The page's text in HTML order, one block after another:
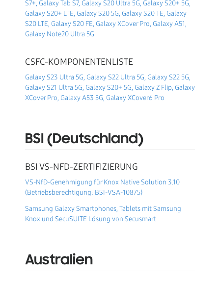
S7+, Galaxy Tab S7, Galaxy S20 Ultra 5G, Galaxy S20+ 5G,
Galaxy S20+ LTE, Galaxy S20 5G, Galaxy S20 TE, Galaxy
S20 LTE, Galaxy S20 FE, Galaxy XCover Pro, Galaxy A51,
Galaxy Note20 Ultra 5G
CSFC-KOMPONENTENLISTE
Galaxy S23 Ultra 5G, Galaxy S22 Ultra 5G, Galaxy S22 5G,
Galaxy S21 Ultra 5G, Galaxy S20+ 5G, Galaxy Z Flip, Galaxy
XCover Pro, Galaxy A53 5G, Galaxy XCover6 Pro
BSI (Deutschland)
BSI VS-NFD-ZERTIFIZIERUNG
VS-NfD-Genehmigung für Knox Native Solution 3.10
(Betriebsberechtigung: BSI-VSA-10875)
Samsung Galaxy Smartphones, Tablets mit Samsung
Knox und SecuSUITE Lösung von Secusmart
Australien